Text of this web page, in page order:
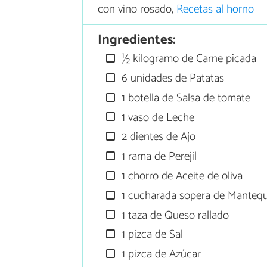
con vino rosado,Recetas al horno
Ingredientes:
½ kilogramo de Carne picada
6 unidades de Patatas
1 botella de Salsa de tomate
1 vaso de Leche
2 dientes de Ajo
1 rama de Perejil
1 chorro de Aceite de oliva
1 cucharada sopera de
1 taza de Queso rallado
1 pizca de Sal
1 pizca de Azúcar